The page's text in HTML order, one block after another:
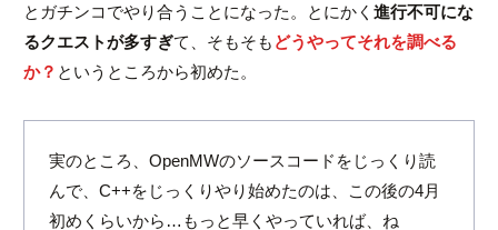
とガチンコでやり合うことになった。とにかく 進行不可にな
るクエストが多すぎて、そもそも どうやってそれを調べる
か？ というところから初めた。
実のところ、OpenMWのソースコードをじっくり読
んで、C++をじっくりやり始めたのは、この後の4月
初めくらいから…もっと早くやっていれば、ね